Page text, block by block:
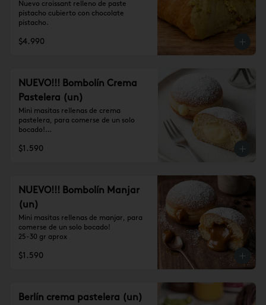
Nuevo croissant relleno de paste
pistacho cubierto con chocolate
pistacho.
$4.990
NUEVO!!! Bombolín Crema
Pastelera (un)
Mini masitas rellenas de crema
pastelera, para comerse de un solo
bocado!
$1.590
NUEVO!!! Bombolín Manjar
(un)
Mini masitas rellenas de manjar, para
comerse de un solo bocado!
25-30 gr aprox
$1.590
Berlín crema pastelera (un)